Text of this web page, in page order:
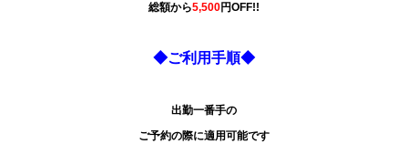
総額から5,500円OFF!!
◆ご利用手順◆
出勤一番手の
ご予約の際に適用可能です